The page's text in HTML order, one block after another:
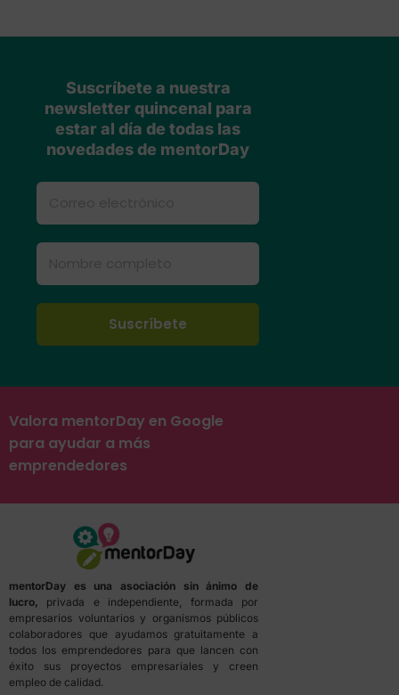
Suscríbete a nuestra
newsletter quincenal para
estar al día de todas las
novedades de mentorDay
Valora mentorDay en Google
para ayudar a más
emprendedores
mentorDay es una asociación sin ánimo de
lucro, privada e independiente, formada por
empresarios voluntarios y organismos públicos
colaboradores que ayudamos gratuitamente a
todos los emprendedores para que lancen con
éxito sus proyectos empresariales y creen
empleo de calidad.